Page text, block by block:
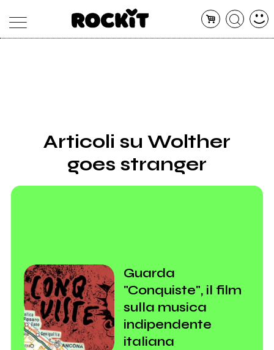
RADIO
Articoli su Wolther
goes stranger
Guarda
"Conquiste", il film
sulla musica
indipendente
italiana